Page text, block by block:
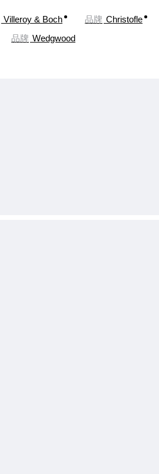
Villeroy & Boch 品牌 Christofle
品牌 Wedgwood